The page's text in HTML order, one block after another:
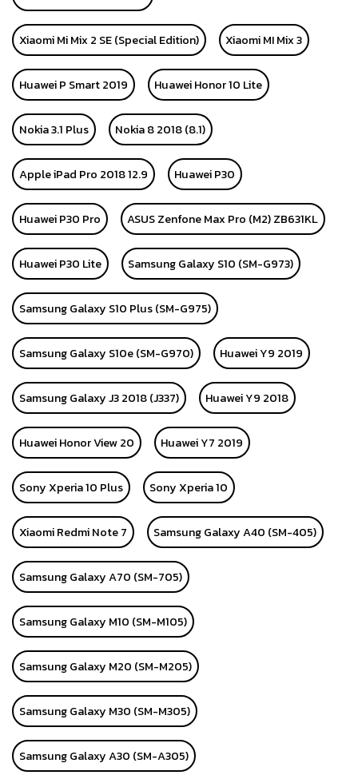
Xiaomi Mi Mix 2 SE (Special Edition) Xiaomi MI Mix 3
Huawei P Smart 2019 Huawei Honor 10 Lite
Nokia 3.1 Plus Nokia 8 2018 (8.1)
Apple iPad Pro 2018 12.9 Huawei P30
Huawei P30 Pro ASUS Zenfone Max Pro (M2) ZB631KL
Huawei P30 Lite Samsung Galaxy S10 (SM-G973)
Samsung Galaxy S10 Plus (SM-G975)
Samsung Galaxy S10e (SM-G970) Huawei Y9 2019
Samsung Galaxy J3 2018 (J337) Huawei Y9 2018
Huawei Honor View 20 Huawei Y7 2019
Sony Xperia 10 Plus Sony Xperia 10
Xiaomi Redmi Note 7 Samsung Galaxy A40 (SM-405)
Samsung Galaxy A70 (SM-705)
Samsung Galaxy M10 (SM-M105)
Samsung Galaxy M20 (SM-M205)
Samsung Galaxy M30 (SM-M305)
Samsung Galaxy A30 (SM-A305)